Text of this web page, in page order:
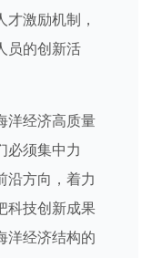
激励机制，
员的创新活
经济高质量
必须集中力
沿方向，着力
科技创新成果
洋经济结构的